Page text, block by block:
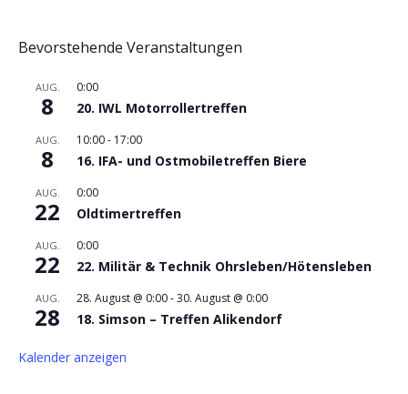
Bevorstehende Veranstaltungen
AUG.
8
0:00
20. IWL Motorrollertreffen
AUG.
8
10:00- 17:00
16. IFA- und Ostmobiletreffen Biere
AUG.
22
0:00
Oldtimertreffen
AUG.
22
0:00
22. Militär & Technik Ohrsleben/Hötensleben
AUG.
28
28. August @ 0:00-30. August @ 0:00
18. Simson – Treffen Alikendorf
Kalender anzeigen